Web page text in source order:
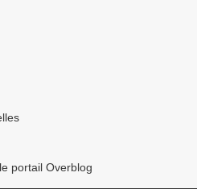
portail Overblog